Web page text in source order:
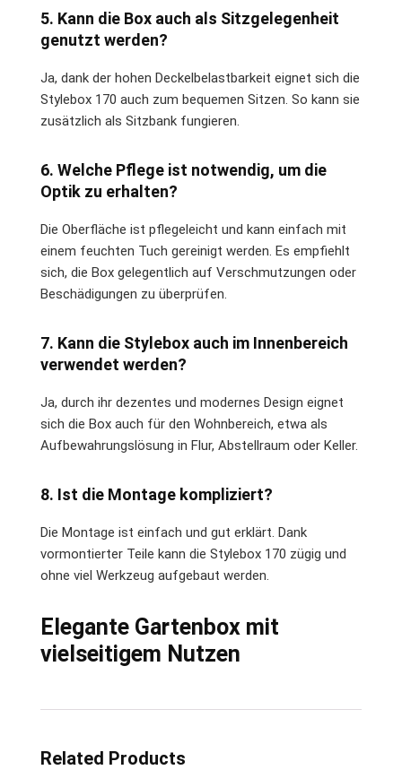
5. Kann die Box auch als Sitzgelegenheit
genutzt werden?
Ja, dank der hohen Deckelbelastbarkeit eignet sich die
Stylebox 170 auch zum bequemen Sitzen. So kann sie
zusätzlich als Sitzbank fungieren.
6. Welche Pflege ist notwendig, um die
Optik zu erhalten?
Die Oberfläche ist pflegeleicht und kann einfach mit
einem feuchten Tuch gereinigt werden. Es empfiehlt
sich, die Box gelegentlich auf Verschmutzungen oder
Beschädigungen zu überprüfen.
7. Kann die Stylebox auch im Innenbereich
verwendet werden?
Ja, durch ihr dezentes und modernes Design eignet
sich die Box auch für den Wohnbereich, etwa als
Aufbewahrungslösung in Flur, Abstellraum oder Keller.
8. Ist die Montage kompliziert?
Die Montage ist einfach und gut erklärt. Dank
vormontierter Teile kann die Stylebox 170 zügig und
ohne viel Werkzeug aufgebaut werden.
Elegante Gartenbox mit
vielseitigem Nutzen
Related Products